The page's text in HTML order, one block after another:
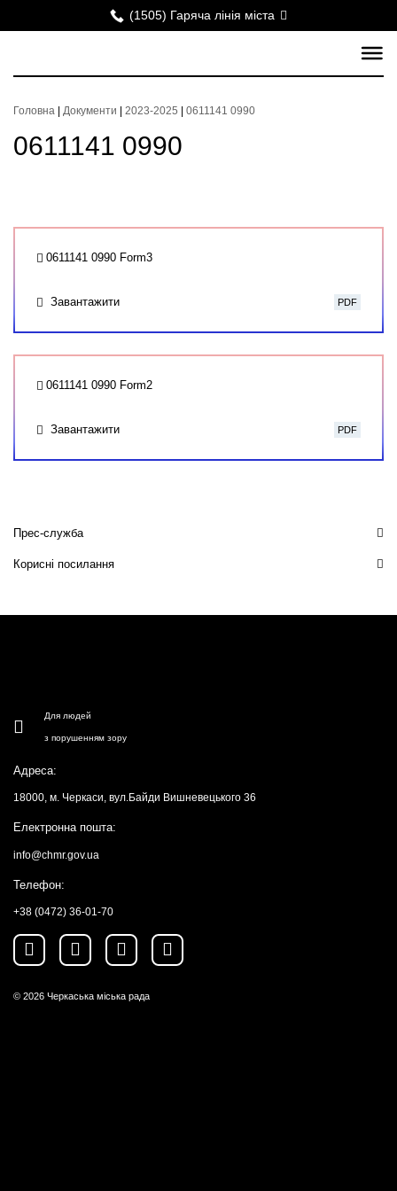
(1505) Гаряча лінія міста
Головна Документи 2023-2025 0611141 0990
0611141 0990
0611141 0990 Form3
Завантажити PDF
0611141 0990 Form2
Завантажити PDF
Прес-служба
Корисні посилання
Для людей
з порушенням зору
Адреса:
18000, м. Черкаси, вул.Байди Вишневецького 36
Електронна пошта:
info@chmr.gov.ua
Телефон:
+38 (0472) 36-01-70
© 2026 Черкаська міська рада